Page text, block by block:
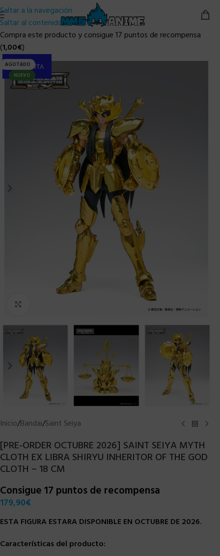
Saltar a la navegación
Saltar al contenido principal
Compra este producto y consigue 17 puntos de recompensa
(1,00€)
AGOTADO
NUEVO
PRE-VENTA
Inicio/Bandai/Saint Seiya
[PRE-ORDER OCTUBRE 2026] SAINT SEIYA MYTH
CLOTH EX LIBRA SHIRYU INHERITOR OF THE GOD
CLOTH – 18 CM
Consigue 17 puntos de recompensa
179,90€
ESTA FIGURA ESTARA DISPONIBLE EN OCTUBRE DE 2026.
Características del producto: